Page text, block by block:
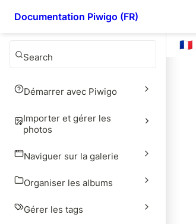
Documentation Piwigo (FR)
Search
Démarrer avec Piwigo
Importer et gérer les
photos
Naviguer sur la galerie
Organiser les albums
Gérer les tags
🇫🇷